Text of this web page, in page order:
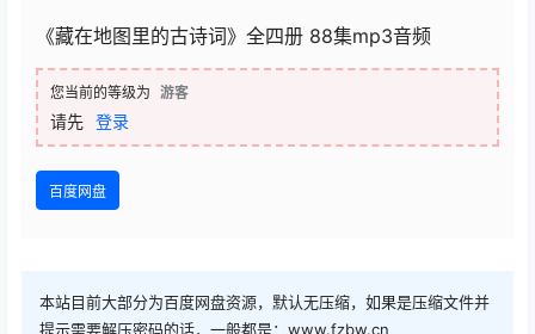
《藏在地图里的古诗词》全四册 88集mp3音频
您当前的等级为 游客
请先 登录
百度网盘
本站目前大部分为百度网盘资源，默认无压缩，如果是压缩文件并
提示需要解压密码的话，一般都是：www.fzbw.cn